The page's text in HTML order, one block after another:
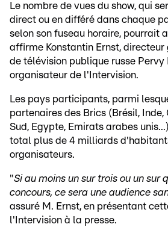
Le nombre de vues du show, qui
direct ou en différé dans chaque
selon son fuseau horaire, pourrait
affirme Konstantin Ernst,
de télévision publique russe Pervy
organisateur de l'Intervision.
Les pays participants, parmi
partenaires des Brics (Brésil, Inde,
Sud, Egypte, Emirats arabes
total plus de 4 milliards
organisateurs.
"Si au moins un sur trois ou un sur
concours, ce sera une audience
assuré M. Ernst, en présentant
l'Intervision à la presse.